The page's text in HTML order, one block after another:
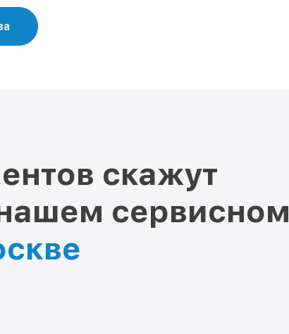
скажут
сервисном